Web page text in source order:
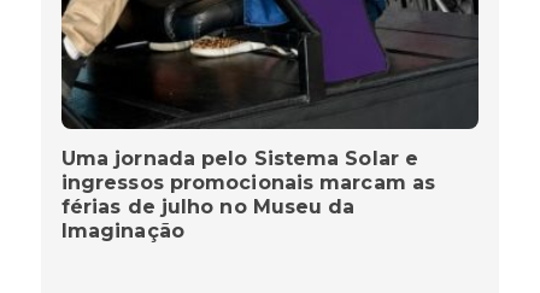
Uma jornada pelo Sistema Solar e
ingressos promocionais marcam as
férias de julho no Museu da
Imaginação